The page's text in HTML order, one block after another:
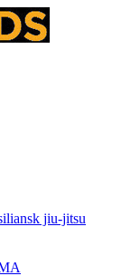
jiu-jitsu